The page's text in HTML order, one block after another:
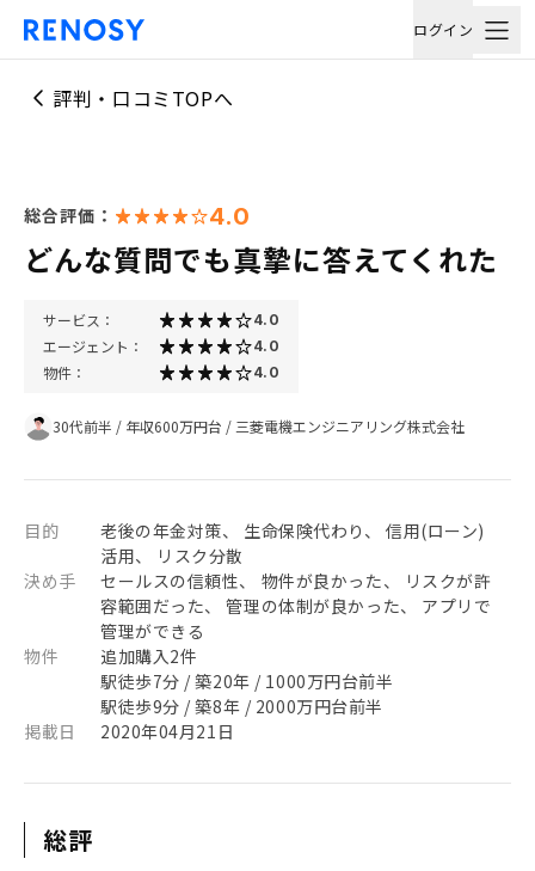
ログイン
評判・口コミTOPへ
総合評価： 4.0
どんな質問でも真摯に答えてくれた
サービス： 4.0
エージェント： 4.0
物件： 4.0
30代前半 / 年収600万円台 / 三菱電機エンジニアリング株式会社
目的
老後の年金対策、 生命保険代わり、 信用(ローン)
活用、 リスク分散
決め手
セールスの信頼性、 物件が良かった、 リスクが許
容範囲だった、 管理の体制が良かった、 アプリで
管理ができる
物件
追加購入2件
駅徒歩7分 / 築20年 / 1000万円台前半
駅徒歩9分 / 築8年 / 2000万円台前半
掲載日
2020年04月21日
総評